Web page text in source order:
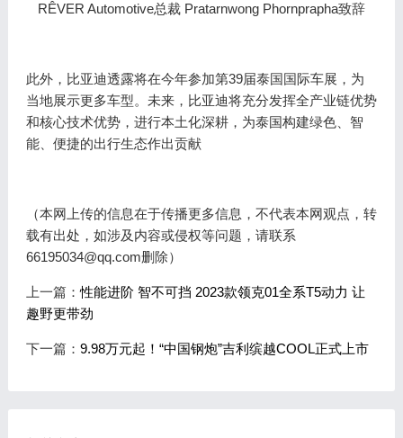
RÊVER Automotive总裁 Pratarnwong Phornprapha致辞
此外，比亚迪透露将在今年参加第39届泰国国际车展，为
当地展示更多车型。未来，比亚迪将充分发挥全产业链优势
和核心技术优势，进行本土化深耕，为泰国构建绿色、智
能、便捷的出行生态作出贡献
（本网上传的信息在于传播更多信息，不代表本网观点，转
载有出处，如涉及内容或侵权等问题，请联系
66195034@qq.com删除）
上一篇：性能进阶 智不可挡 2023款领克01全系T5动力 让
趣野更带劲
下一篇： 9.98万元起！“中国钢炮”吉利缤越COOL正式上市